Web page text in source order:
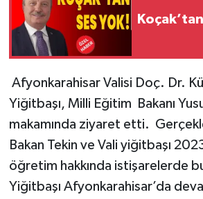
Afyonkarahisar Valisi Doç. Dr.
Yiğitbaşı, Milli Eğitim Bakanı
makamında ziyaret etti.
Bakan Tekin ve Vali yiğitbaşı
öğretim hakkında istişarelerde
Yiğitbaşı Afyonkarahisar’da